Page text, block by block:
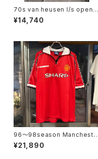
70s van heusen l/s open c
ollar shirt
¥14,740
96〜98season Mancheste
r United Retro home shirt
¥21,890